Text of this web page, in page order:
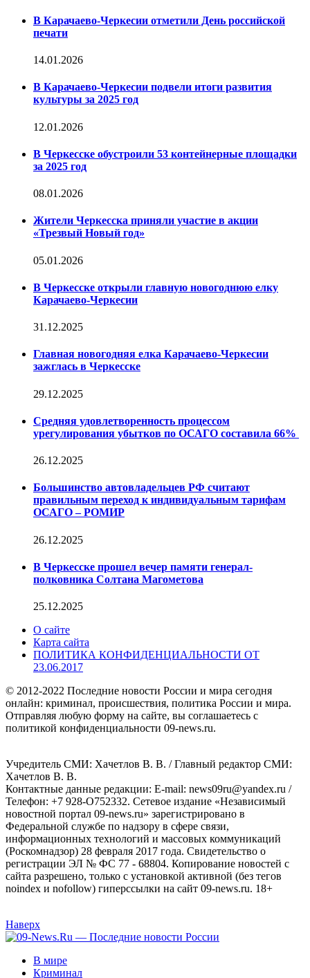
В Карачаево-Черкесии отметили День российской
печати
14.01.2026
В Карачаево-Черкесии подвели итоги развития
культуры за 2025 год
12.01.2026
В Черкесске обустроили 53 контейнерные площадки
за 2025 год
08.01.2026
Жители Черкесска приняли участие в акции
«Трезвый Новый год»
05.01.2026
В Черкесске открыли главную новогоднюю елку
Карачаево-Черкесии
31.12.2025
Главная новогодняя елка Карачаево-Черкесии
зажглась в Черкесске
29.12.2025
Средняя удовлетворенность процессом
урегулирования убытков по ОСАГО составила 66%
26.12.2025
Большинство автовладельцев РФ считают
правильным переход к индивидуальным тарифам
ОСАГО – РОМИР
26.12.2025
В Черкесске прошел вечер памяти генерал-
полковника Солтана Магометова
25.12.2025
О сайте
Карта сайта
ПОЛИТИКА КОНФИДЕНЦИАЛЬНОСТИ ОТ
23.06.2017
© 2012-2022 Последние новости России и мира сегодня
онлайн: криминал, происшествия, политика России и мира.
Отправляя любую форму на сайте, вы соглашаетесь с
политикой конфиденциальности 09-news.ru.
Учредитель СМИ: Хaчeтлoв B. B. / Главный редактор СМИ:
Хaчeтлoв B. B.
Контактные данные редакции: E-mail: news09ru@yandex.ru /
Телефон: +7 928-O752332. Сетевое издание «Независимый
новостной портал 09-news.ru» зарегистрировано в
Федеральной службе по надзору в сфере связи,
информационных технологий и массовых коммуникаций
(Роскомнадзор) 28 февраля 2017 года. Свидетельство о
регистрации ЭЛ № ФС 77 - 68804. Копирование новостей с
сайта разрешено, только с установкой активной (без тегов
noindex и nofollow) гиперссылки на сайт 09-news.ru. 18+
Наверх
В мире
Криминал